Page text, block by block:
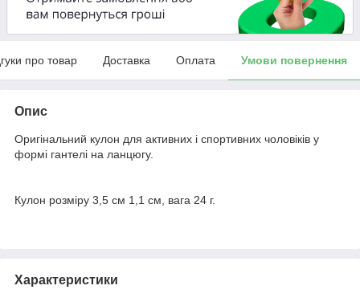
про товар Доставка Оплата Умови повернення
Опис
Оригінальний кулон для активних і спортивних чоловіків у
формі гантелі на ланцюгу.
Кулон розміру 3,5 см 1,1 см, вага 24 г.
Характеристики